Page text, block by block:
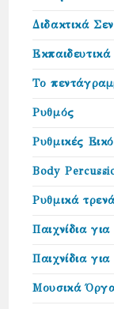
Διδακτικά
Το
Ρυθμός
Ρυθμικές
Body
Ρυθμικά
Παιχνίδια
Παιχνίδια
Μουσικά